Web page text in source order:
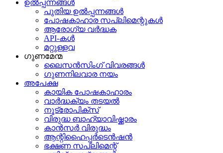
ഉൽപ്പന്നങ്ങൾ
പുതിയ ഉൽപ്പന്നങ്ങൾ
പോഷകാഹാര സപ്ലിമെന്റുകൾ
ആരോഗ്യ വർദ്ധക
API-കൾ
മറ്റുള്ളവ
ഗുണമേന്മ
ലൈസൻസിംഗ് വിവരങ്ങൾ
ഗുണനിലവാര നയം
അപേക്ഷ
കായിക പോഷകാഹാരം
വാർദ്ധക്യം തടയൽ
നൂട്രോപിക്സ്
വിരുദ്ധ ബാഹ്യാവിഷ്ക്കാരം
കാൻസർ വിരുദ്ധം
ആന്റിഹൈപ്പർടെൻഷൻ
ഭക്ഷണ സപ്ലിമെന്റ്